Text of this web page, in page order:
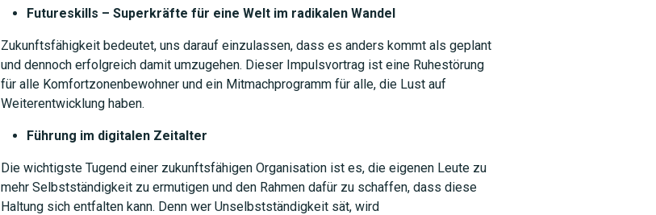
Futureskills – Superkräfte für eine Welt im radikalen Wandel
Zukunftsfähigkeit bedeutet, uns darauf einzulassen, dass es anders kommt als geplant
und dennoch erfolgreich damit umzugehen. Dieser Impulsvortrag ist eine Ruhestörung
für alle Komfortzonenbewohner und ein Mitmachprogramm für alle, die Lust auf
Weiterentwicklung haben.
Führung im digitalen Zeitalter
Die wichtigste Tugend einer zukunftsfähigen Organisation ist es, die eigenen Leute zu
mehr Selbstständigkeit zu ermutigen und den Rahmen dafür zu schaffen, dass diese
Haltung sich entfalten kann. Denn wer Unselbstständigkeit sät, wird